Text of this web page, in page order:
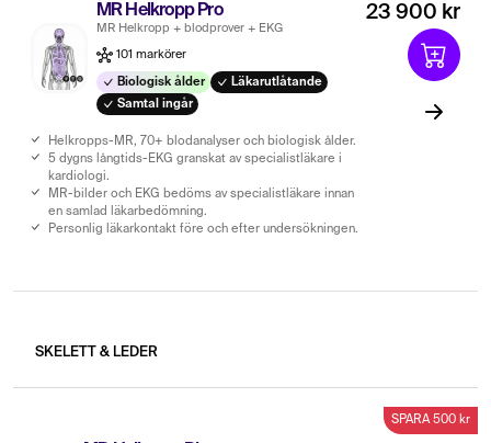
MR Helkropp Pro
MR Helkropp + blodprover + EKG
101 markörer
Biologisk ålder
Läkarutlåtande
Samtal ingår
Helkropps-MR, 70+ blodanalyser och biologisk ålder.
5 dygns långtids-EKG granskat av specialistläkare i
kardiologi.
MR-bilder och EKG bedöms av specialistläkare innan
en samlad läkarbedömning.
Personlig läkarkontakt före och efter undersökningen.
23 900 kr
SKELETT & LEDER
SPARA 500 kr